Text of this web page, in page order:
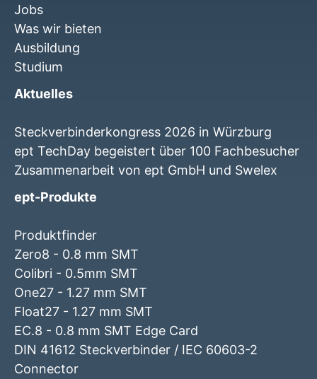
Jobs
Was wir bieten
Ausbildung
Studium
Aktuelles
Steckverbinderkongress 2026 in Würzburg
ept TechDay begeistert über 100 Fachbesucher
Zusammenarbeit von ept GmbH und Swelex
ept-Produkte
Produktfinder
Zero8 - 0.8 mm SMT
Colibri - 0.5mm SMT
One27 - 1.27 mm SMT
Float27 - 1.27 mm SMT
EC.8 - 0.8 mm SMT Edge Card
DIN 41612 Steckverbinder / IEC 60603-2
Connector